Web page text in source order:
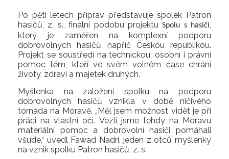
Po pěti letech příprav představuje spolek Patron
hasičů, z. s., finální podobu projektuSpolu s hasiči,
který je zaměřen na komplexní podporu
dobrovolných hasičů napříč Českou republikou.
Projekt se soustředí na technickou, osobní i právní
pomoc těm, kteří ve svém volném čase chrání
životy, zdraví a majetek druhých.
Myšlenka na založení spolku na podporu
dobrovolných hasičů vznikla v době ničivého
tornáda na Moravě. „Měl jsem možnost vidět je při
práci na vlastní oči. Vezli jsme tehdy na Moravu
materiální pomoc a dobrovolní hasiči pomáhali
všude,“ uvedl Fawad Nadri, jeden z otců myšlenky
na vznik spolku Patron hasičů, z. s.